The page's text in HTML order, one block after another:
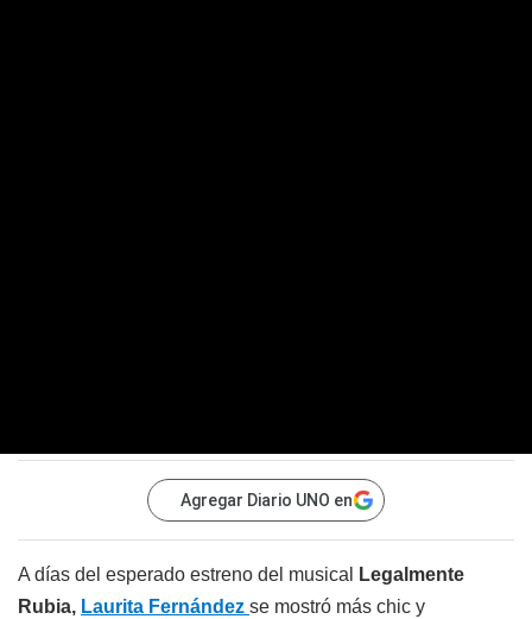
Agregar Diario UNO en
A días del esperado estreno del musical
Legalmente
Rubia, Laurita Fernández se mostró más chic y